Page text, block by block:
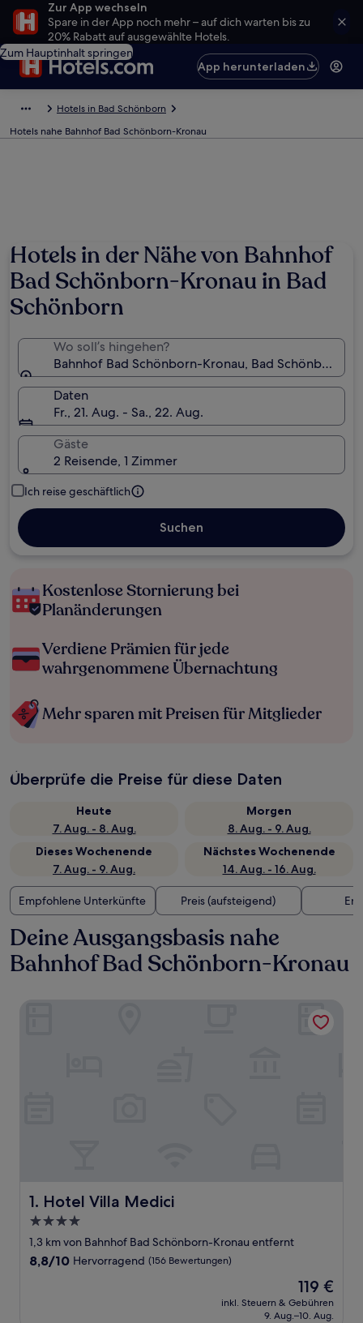
Zur App wechseln
Spare in der App noch mehr – auf dich warten bis zu
20% Rabatt auf ausgewählte Hotels.
Zum Hauptinhalt springen
App herunterladen
Hotels in Bad Schönborn
Hotels nahe Bahnhof Bad Schönborn-Kronau
Hotels in der Nähe von Bahnhof
Bad Schönborn-Kronau in Bad
Schönborn
Wo soll’s hingehen?
Bahnhof Bad Schönborn-Kronau, Bad Schönborn,
Daten
Fr., 21. Aug. - Sa., 22. Aug.
Gäste
2 Reisende, 1 Zimmer
Ich reise geschäftlich
Suchen
Kostenlose Stornierung bei
Planänderungen
Verdiene Prämien für jede
wahrgenommene Übernachtung
Mehr sparen mit Preisen für Mitglieder
Überprüfe die Preise für diese Daten
Heute
7. Aug. - 8. Aug.
Morgen
8. Aug. - 9. Aug.
Dieses Wochenende
7. Aug. - 9. Aug.
Nächstes Wochenende
14. Aug. - 16. Aug.
Empfohlene Unterkünfte Preis (aufsteigend)
Deine Ausgangsbasis nahe
Bahnhof Bad Schönborn-Kronau
1. Hotel Villa Medici
Hotel Villa Medici
4.0-
Sterne-
Unterkunft
1,3 km von Bahnhof Bad Schönborn-Kronau entfernt
8.8
8,8/10 Hervorragend (156 Bewertungen)
Der
Preis
beträgt
119 €
inkl. Steuern & Gebühren
9. Aug.–10. Aug.